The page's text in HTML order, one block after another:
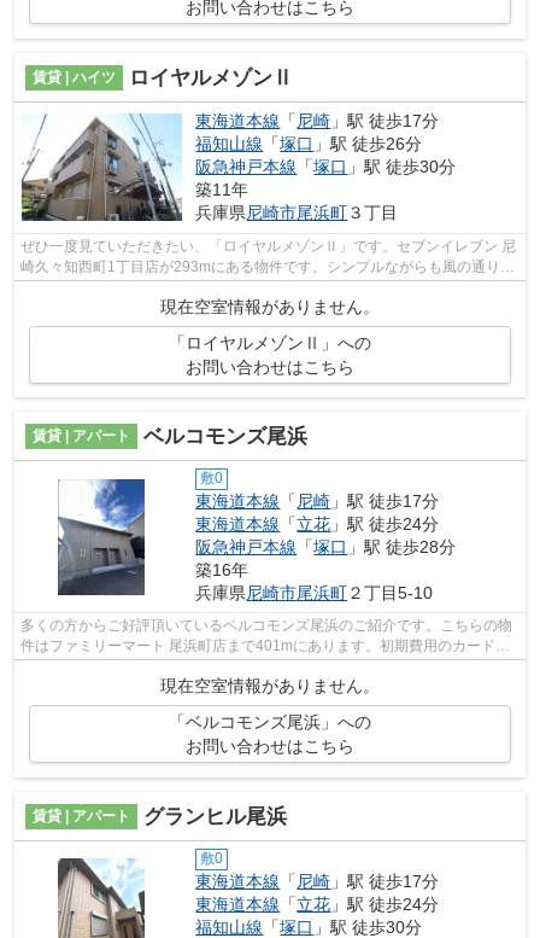
お問い合わせはこちら
賃貸 | ハイツ ロイヤルメゾンⅡ
東海道本線 「 尼崎 」駅 徒歩17分
福知山線 「塚口 」駅 徒歩26分
阪急神戸本線 「塚口 」駅 徒歩30分
築11年
兵庫県尼崎市尾浜町３丁目
ぜひ一度見ていただきたい、「ロイヤルメゾンⅡ」です。セブンイレブン 尼
崎久々知西町1丁目店が293mにある物件です。シンプルながらも風の通り道
がしっかり造られている物件です。自宅...
現在空室情報がありません。
「ロイヤルメゾンⅡ」への
お問い合わせはこちら
賃貸 | アパート ベルコモンズ尾浜
敷0
東海道本線 「尼崎 」駅 徒歩17分
東海道本線 「立花 」駅 徒歩24分
阪急神戸本線 「塚口 」駅 徒歩28分
築16年
兵庫県尼崎市尾浜町２丁目5-10
多くの方からご好評頂いているベルコモンズ尾浜のご紹介です。こちらの物
件はファミリーマート 尾浜町店まで401mにあります。初期費用のカード決
現在空室情報がありません。
「ベルコモンズ尾浜」への
お問い合わせはこちら
賃貸 | アパート グランヒル尾浜
敷0
東海道本線 「 尼崎 」駅 徒歩17分
東海道本線 「立花 」駅 徒歩24分
福知山線 「塚口 」駅 徒歩30分